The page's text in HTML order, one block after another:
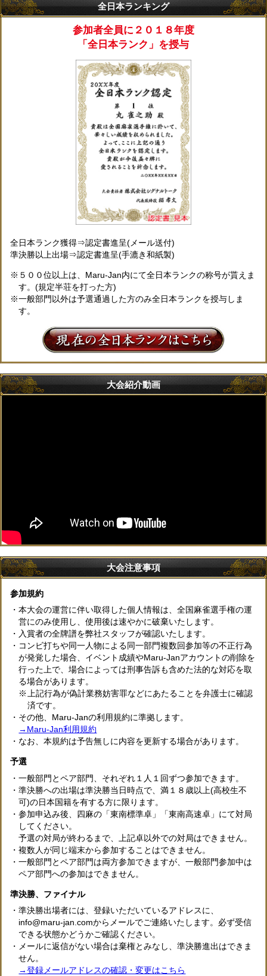
全日本ランキング
参加者全員に２０１８年度
「全日本ランク」を授与
全日本ランク獲得⇒認定書進呈(メール送付)
準決勝以上出場⇒認定書進呈(手漉き和紙製)
５００位以上は、Maru-Jan内にて全日本ランクの称号が貰えま
す。(規定半荘を打った方)
一般部門以外は予選通過した方のみ全日本ランクを授与しま
す。
大会紹介動画
大会注意事項
参加規約
・本大会の運営に伴い取得した個人情報は、全国麻雀選手権の運
営にのみ使用し、使用後は速やかに破棄いたします。
・入賞者の全牌譜を弊社スタッフが確認いたします。
・コンビ打ちや同一人物による同一部門複数回参加等の不正行為
が発覚した場合、イベント成績やMaru-Janアカウントの削除を
行った上で、場合によっては刑事告訴も含めた法的な対応を取
る場合があります。
上記行為が偽計業務妨害罪などにあたることを弁護士に確認
済です。
・その他、Maru-Janの利用規約に準拠します。
→Maru-Jan利用規約
・なお、本規約は予告無しに内容を更新する場合があります。
予選
・一般部門とペア部門、それぞれ１人１回ずつ参加できます。
・準決勝への出場は準決勝当日時点で、満１８歳以上(高校生不
可)の日本国籍を有する方に限ります。
・参加申込み後、四麻の「東南標準卓」「東南高速卓」にて対局
してください。
予選の対局が終わるまで、上記卓以外での対局はできません。
・複数人が同じ端末から参加することはできません。
・一般部門とペア部門は両方参加できますが、一般部門参加中は
ペア部門への参加はできません。
準決勝、ファイナル
・準決勝出場者には、登録いただいているアドレスに、
info@maru-jan.comからメールでご連絡いたします。必ず受信
できる状態かどうかご確認ください。
・メールに返信がない場合は棄権とみなし、準決勝進出はできま
せん。
→登録メールアドレスの確認・変更はこちら